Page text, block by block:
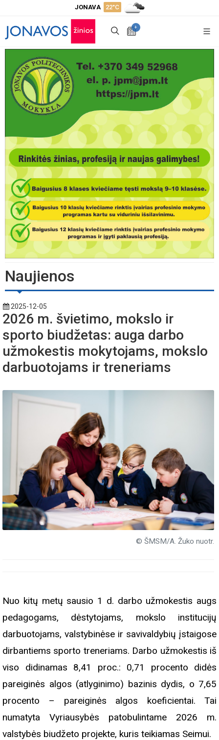
JONAVA 22°C
+
Naujienos
2025-12-05
2026 m. švietimo, mokslo ir
sporto biudžetas: auga darbo
užmokestis mokytojams, mokslo
darbuotojams ir treneriams
© ŠMSM/A. Žuko nuotr.
Nuo kitų metų sausio 1 d. darbo užmokestis augs
pedagogams, dėstytojams, mokslo institucijų
darbuotojams, valstybinėse ir savivaldybių įstaigose
dirbantiems sporto treneriams. Darbo užmokestis iš
viso didinamas 8,41 proc.: 0,71 procento didės
pareiginės algos (atlyginimo) bazinis dydis, o 7,65
procento – pareiginės algos koeficientai. Tai
numatyta Vyriausybės patobulintame 2026 m.
valstybės biudžeto projekte, kuris teikiamas Seimui.